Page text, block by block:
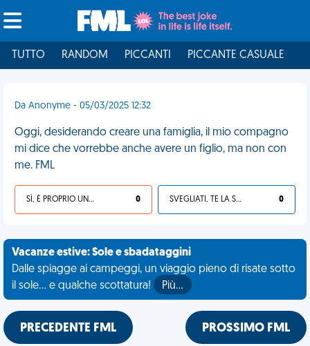
TUTTO RANDOM PICCANTI PICCANTE CASUALE
Da Anonyme - 05/03/2025 12:32
Oggi, desiderando creare una famiglia, il mio compagno
mi dice che vorrebbe anche avere un figlio, ma non con
me. FML
SÌ, È PROPRIO UNA VDM! 0 SVEGLIATI, TE LA SEI CERCATA! 0
Vacanze estive: Sole e sbadataggini
Dalle spiagge ai campeggi, un viaggio pieno di risate sotto
il sole... e qualche scottatura!
Più…
PRECEDENTE FML PROSSIMO FML